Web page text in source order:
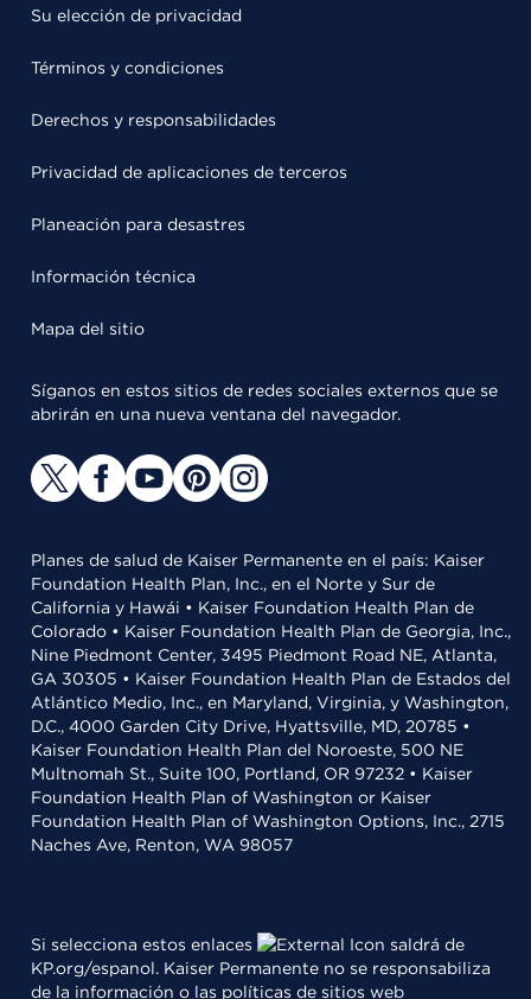
Su elección de privacidad
Términos y condiciones
Derechos y responsabilidades
Privacidad de aplicaciones de terceros
Planeación para desastres
Información técnica
Mapa del sitio
Síganos en estos sitios de redes sociales externos que se
abrirán en una nueva ventana del navegador.
Planes de salud de Kaiser Permanente en el país: Kaiser
Foundation Health Plan, Inc., en el Norte y Sur de
California y Hawái • Kaiser Foundation Health Plan de
Colorado • Kaiser Foundation Health Plan de Georgia, Inc.,
Nine Piedmont Center, 3495 Piedmont Road NE, Atlanta,
GA 30305 • Kaiser Foundation Health Plan de Estados del
Atlántico Medio, Inc., en Maryland, Virginia, y Washington,
D.C., 4000 Garden City Drive, Hyattsville, MD, 20785 •
Kaiser Foundation Health Plan del Noroeste, 500 NE
Multnomah St., Suite 100, Portland, OR 97232 • Kaiser
Foundation Health Plan of Washington or Kaiser
Foundation Health Plan of Washington Options, Inc., 2715
Naches Ave, Renton, WA 98057
Si selecciona estos enlaces
saldrá de
KP.org/espanol. Kaiser Permanente no se responsabiliza
de la información o las políticas de sitios web